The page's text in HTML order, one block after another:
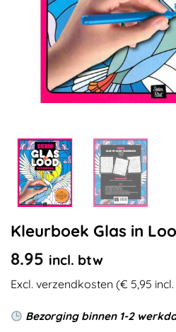
Kleurboek Glas in
8.95 incl. btw
Excl. verzendkosten (€ 5,95
Bezorging binnen 1-2